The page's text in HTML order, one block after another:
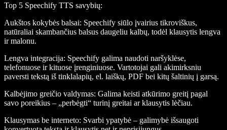
Top 5 Speechify TTS savybių:
Aukštos kokybės balsai: Speechify siūlo įvairius tikroviškus,
natūraliai skambančius balsus daugeliu kalbų, todėl klausytis lengva
ir malonu.
Lengva integracija: Speechify galima naudoti naršyklėse,
telefonuose ir kituose įrenginiuose. Vartotojai gali akimirksniu
paversti tekstą iš tinklalapių, el. laiškų, PDF bei kitų šaltinių į garsą.
Kalbėjimo greičio valdymas: Galima keisti atkūrimo greitį pagal
savo poreikius – „perbėgti“ turinį greitai ar klausytis lėčiau.
Klausymas be interneto: Svarbi ypatybė – galimybė išsaugoti